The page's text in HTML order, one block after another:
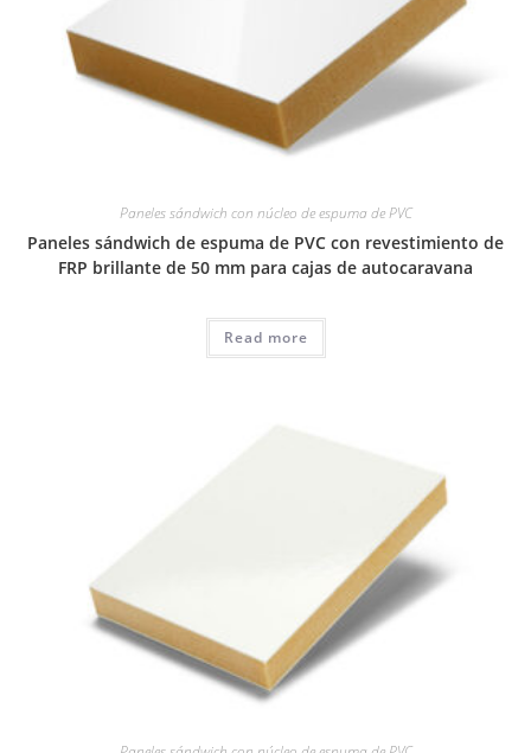
Paneles sándwich con núcleo de espuma de PVC
Paneles sándwich de espuma de PVC con revestimiento de
FRP brillante de 50 mm para cajas de autocaravana
Read more